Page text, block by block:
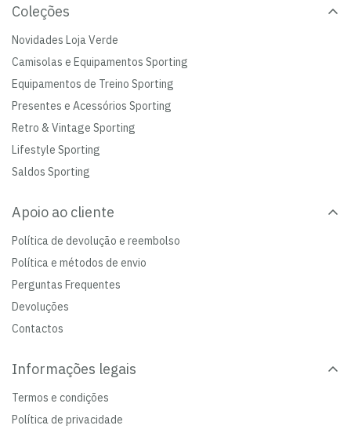
Coleções
Novidades Loja Verde
Camisolas e Equipamentos Sporting
Equipamentos de Treino Sporting
Presentes e Acessórios Sporting
Retro & Vintage Sporting
Lifestyle Sporting
Saldos Sporting
Apoio ao cliente
Política de devolução e reembolso
Política e métodos de envio
Perguntas Frequentes
Devoluções
Contactos
Informações legais
Termos e condições
Política de privacidade